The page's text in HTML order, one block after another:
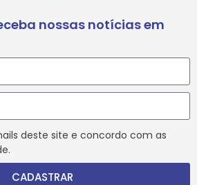
nossas notícias em
deste site e concordo com as
CADASTRAR